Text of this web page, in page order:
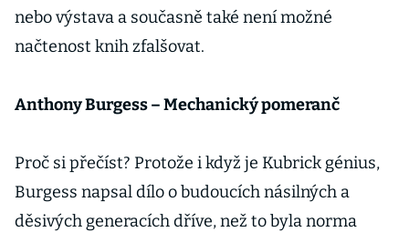
nebo výstava a současně také není možné
načtenost knih zfalšovat.
Anthony Burgess – Mechanický pomeranč
Proč si přečíst? Protože i když je Kubrick génius,
Burgess napsal dílo o budoucích násilných a
děsivých generacích dříve, než to byla norma